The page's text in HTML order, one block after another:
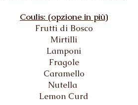
Coulis: (opzione in più)
Frutti di Bosco
Mirtilli
Lamponi
Fragole
Caramello
Nutella
Lemon Curd